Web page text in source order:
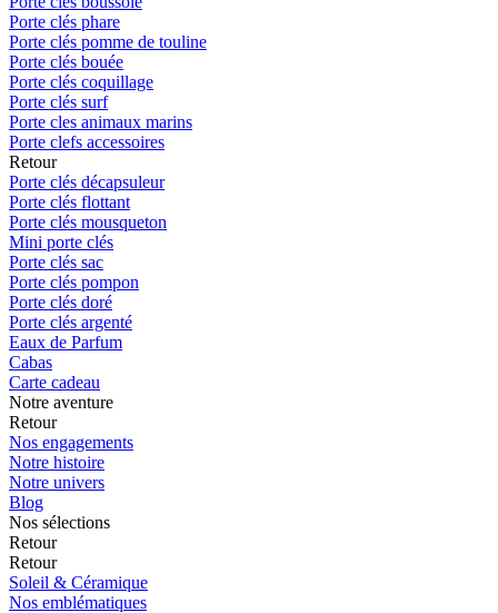
Porte clés phare
Porte clés pomme de touline
Porte clés bouée
Porte clés coquillage
Porte clés surf
Porte cles animaux marins
Porte clefs accessoires
Retour
Porte clés décapsuleur
Porte clés flottant
Porte clés mousqueton
Mini porte clés
Porte clés sac
Porte clés pompon
Porte clés doré
Porte clés argenté
Eaux de Parfum
Cabas
Carte cadeau
Notre aventure
Retour
Nos engagements
Notre histoire
Notre univers
Blog
Nos sélections
Retour
Retour
Soleil & Céramique
Nos emblématiques